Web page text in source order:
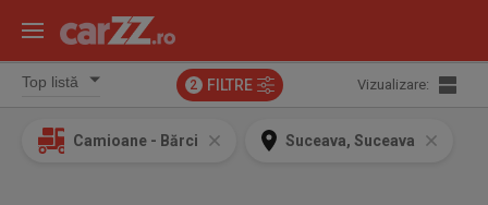
2 FILTRE Vizualizare:
Camioane - Bărci Suceava, Suceava